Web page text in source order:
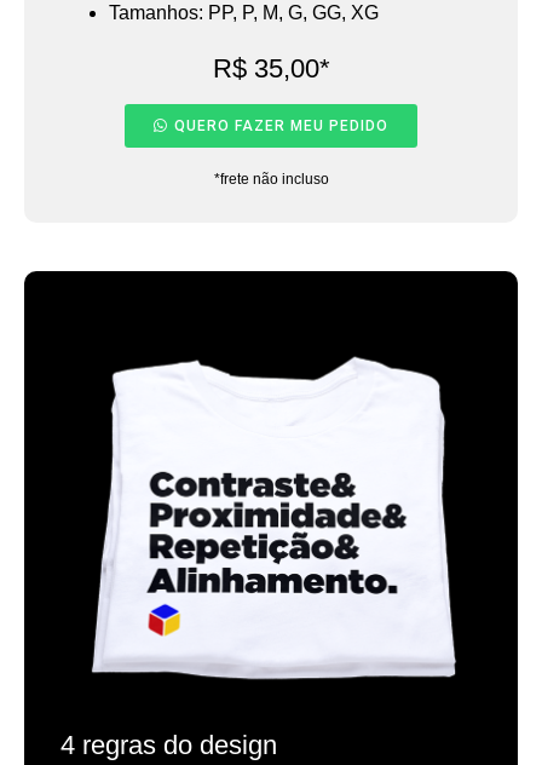
Tamanhos: PP, P, M, G, GG, XG
R$ 35,00*
QUERO FAZER MEU PEDIDO
*frete não incluso
4 regras do design